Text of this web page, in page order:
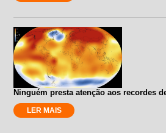
Ninguém presta atenção aos recordes
LER MAIS